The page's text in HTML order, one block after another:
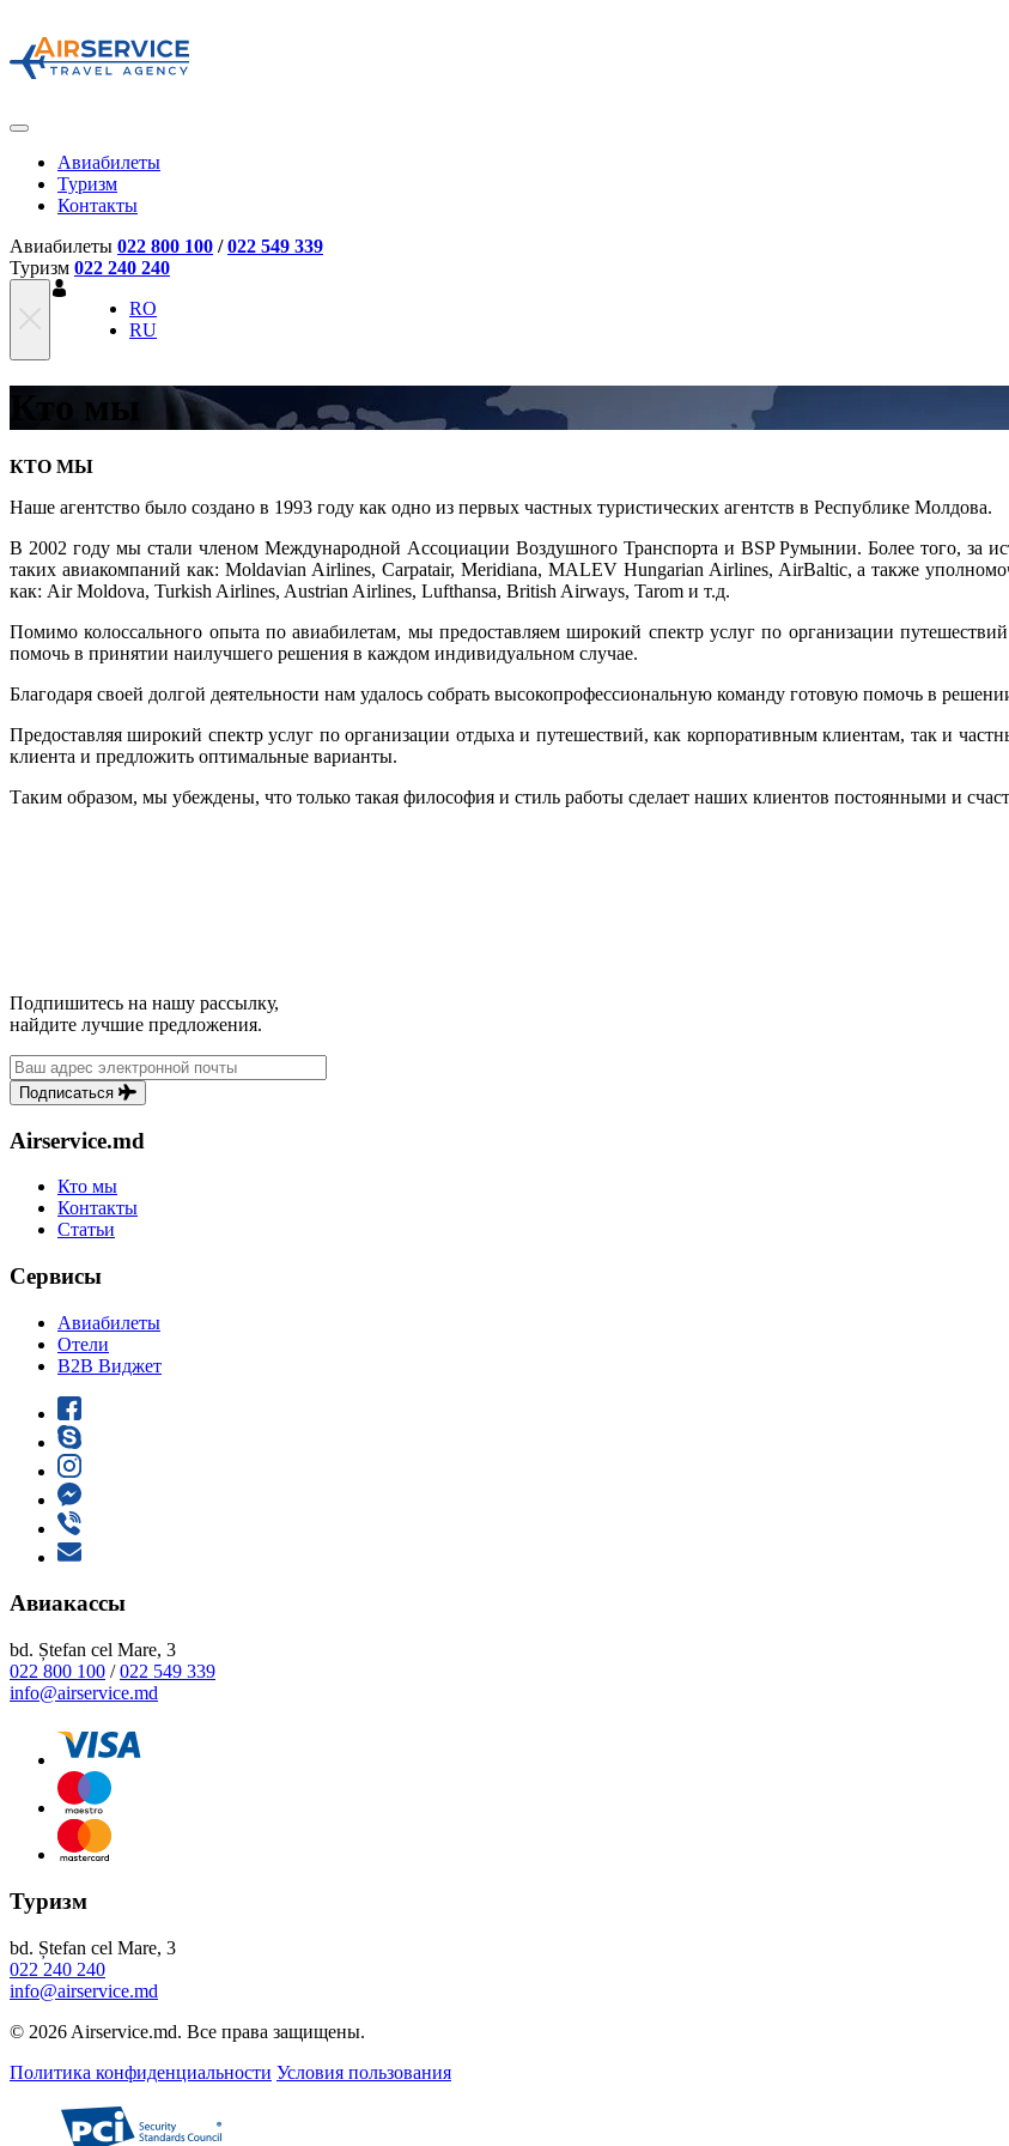
Авиабилеты
Туризм
Контакты
Авиабилеты 022 800 100 /022 549 339
Туризм 022 240 240
RO
RU
Кто мы
КТО МЫ
Наше агентство было создано в 1993 году как одно из первых частных туристических агентств в Республике Молдова.
В 2002 году мы стали членом Международной Ассоциации Воздушного Транспорта и BSP Румынии. Более того, за
таких авиакомпаний как: Moldavian Airlines, Carpatair, Meridiana, MALEV Hungarian Airlines, AirBaltic, а также
как: Air Moldova, Turkish Airlines, Austrian Airlines, Lufthansa, British Airways, Tarom и т.д.
Помимо колоссального опыта по авиабилетам, мы предоставляем широкий спектр услуг по организации
помочь в принятии наилучшего решения в каждом индивидуальном случае.
Благодаря своей долгой деятельности нам удалось собрать высокопрофессиональную команду готовую помочь в
Предоставляя широкий спектр услуг по организации отдыха и путешествий, как корпоративным клиентам, так и
клиента и предложить оптимальные варианты.
Таким образом, мы убеждены, что только такая философия и стиль работы сделает наших клиентов постоянными и
Подпишитесь на нашу рассылку,
найдите лучшие предложения.
Подписаться
Airservice.md
Кто мы
Контакты
Статьи
Сервисы
Авиабилеты
Отели
B2B Виджет
Авиакассы
bd. Ștefan cel Mare, 3
022 800 100 /022 549 339
info@airservice.md
Туризм
bd. Ștefan cel Mare, 3
022 240 240
info@airservice.md
© 2026 Airservice.md. Все права защищены.
Политика конфиденциальности Условия пользования